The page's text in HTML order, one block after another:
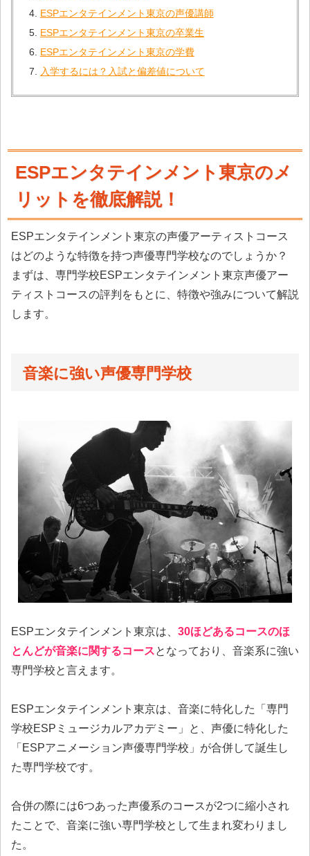
ESPエンタテインメント東京の声優講師
ESPエンタテインメント東京の卒業生
ESPエンタテインメント東京の学費
入学するには？入試と偏差値について
ESPエンタテインメント東京のメ
リットを徹底解説！
ESPエンタテインメント東京の声優アーティストコース
はどのような特徴を持つ声優専門学校なのでしょうか？
まずは、専門学校ESPエンタテインメント東京声優アー
ティストコースの評判をもとに、特徴や強みについて解説
します。
音楽に強い声優専門学校
ESPエンタテインメント東京は、 30ほどあるコースのほ
とんどが音楽に関するコースとなっており、音楽系に強い
専門学校と言えます。
ESPエンタテインメント東京は、音楽に特化した「専門
学校ESPミュージカルアカデミー」と、声優に特化した
「ESPアニメーション声優専門学校」が合併して誕生し
た専門学校です。
合併の際には6つあった声優系のコースが2つに縮小され
たことで、音楽に強い専門学校として生まれ変わりまし
た。